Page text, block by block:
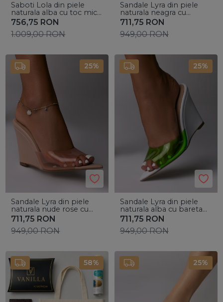
Saboti Lola din piele
naturala alba cu toc mic
gros si bareta silicon roz
756,75 RON
1.009,00RON
Sandale Lyra din piele
naturala neagra cu
bareta silicon
711,75 RON
949,00RON
25%
Sandale Lyra din piele
naturala nude rose cu
bareta silicon
711,75 RON
949,00RON
25%
Sandale Lyra din piele
naturala alba cu bareta
silicon verde
711,75 RON
949,00RON
58% 25%